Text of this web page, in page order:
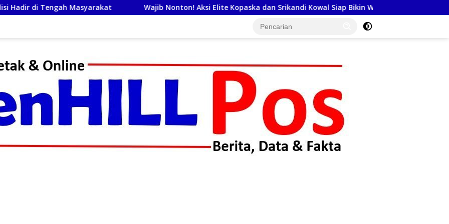
Wajib Nonton! Aksi Elite Kopaska dan Srikandi Kowal Siap Bikin Warga Makassar Terpukau